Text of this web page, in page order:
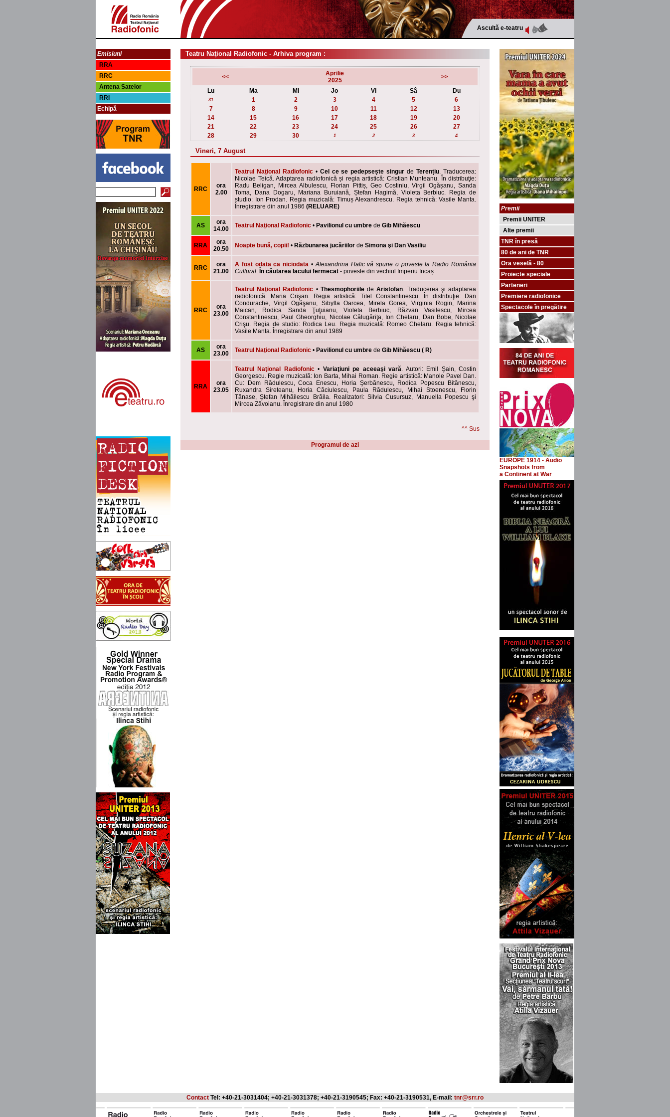
Ascultă e-teatru
Emisiuni
RRA
RRC
Antena Satelor
RRI
Echipă
Teatru Naţional Radiofonic - Arhiva program :
<<
Aprilie
2025
>>
Lu
Ma Mi Jo Vi Sâ Du
31 1 2 3 4 5
6
7
8 9 10 11 12
13
14
15 16 17 18 19
20
21
22 23 24 25 26
27
28
29 30 1 2 3 4
Vineri, 7 August
RRC
ora
2.00
Teatrul Naţional Radiofonic • Cel ce se pedepsește singur deTerențiu. Traducerea:
Nicolae Teică. Adaptarea radiofonică și regia artistică: Cristian Munteanu. În distribuţie:
Radu Beligan, Mircea Albulescu, Florian Pittiș, Geo Costiniu, Virgil Ogășanu, Sanda
Toma, Dana Dogaru, Mariana Buruiană, Ștefan Hagimă, Violeta Berbiuc. Regia de
studio: Ion Prodan. Regia muzicală: Timuș Alexandrescu. Regia tehnică: Vasile Manta.
Înregistrare din anul 1986 (RELUARE)
AS
ora
14.00
Teatrul Naţional Radiofonic • Pavilionul cu umbre de Gib Mihăescu
RRA
ora
20.50
Noapte bună, copii! • Răzbunarea jucăriilor de Simona şi Dan Vasiliu
RRC
ora
21.00
A fost odata ca niciodata •Alexandrina Halic vă spune o poveste la Radio România
Cultural. În căutarea lacului fermecat - poveste din vechiul Imperiu Incaș
RRC
ora
23.00
Teatrul Naţional Radiofonic • ThesmophoriiledeAristofan. Traducerea şi adaptarea
radiofonică: Maria Crişan. Regia artistică: Titel Constantinescu. În distribuţie: Dan
Condurache, Virgil Ogăşanu, Sibylla Oarcea, Mirela Gorea, Virginia Rogin, Marina
Maican, Rodica Sanda Ţuţuianu, Violeta Berbiuc, Răzvan Vasilescu, Mircea
Constantinescu, Paul Gheorghiu, Nicolae Călugăriţa, Ion Chelaru, Dan Bobe, Nicolae
Crişu. Regia de studio: Rodica Leu. Regia muzicală: Romeo Chelaru. Regia tehnică:
Vasile Manta. Înregistrare din anul 1989
AS
ora
23.00
Teatrul Naţional Radiofonic • Pavilionul cu umbre de Gib Mihăescu ( R)
RRA
ora
23.05
Teatrul Naţional Radiofonic • Variaţiuni pe aceeaşi vară. Autori: Emil Şain, Costin
Georgescu. Regie muzicală: Ion Barta, Mihai Roman. Regie artistică: Manole Pavel Dan.
Cu: Dem Rădulescu, Coca Enescu, Horia Şerbănescu, Rodica Popescu Bitănescu,
Ruxandra Sireteanu, Horia Căciulescu, Paula Rădulescu, Mihai Stoenescu, Florin
Tănase, Ştefan Mihăilescu Brăila. Realizatori: Silvia Cusursuz, Manuella Popescu şi
Mircea Zăvoianu. Înregistrare din anul 1980
^^ Sus
Programul de azi
Premii
Premii UNITER
Alte premii
TNR în presă
80 de ani de TNR
Ora veselă - 80
Proiecte speciale
Parteneri
Premiere radiofonice
Spectacole în pregătire
EUROPE 1914 - Audio
Snapshots from
a Continent at War
Contact Tel: +40-21-3031404; +40-21-3031378; +40-21-3190545; Fax: +40-21-3190531, E-mail: tnr@srr.ro